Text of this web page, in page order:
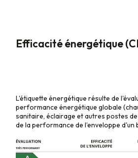
Efficacité énergétique
L'étiquette énergétique résulte de
performance énergétique globale
sanitaire, éclairage et autres postes
de la performance de l’enveloppe d'un